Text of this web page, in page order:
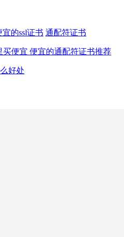
宜的ssl证书 通配符证书
买便宜 便宜的通配符证书推荐
好处